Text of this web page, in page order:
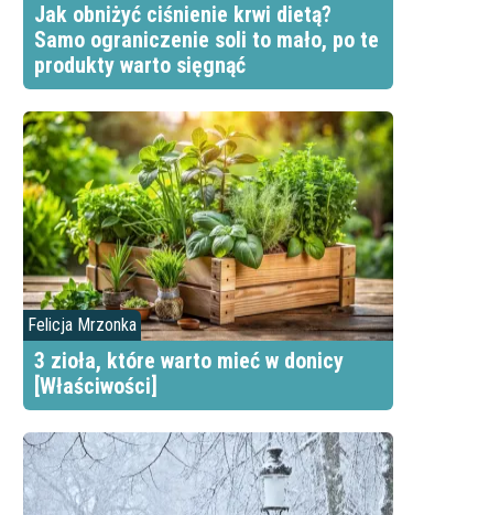
Jak obniżyć ciśnienie krwi dietą?
Samo ograniczenie soli to mało, po te
produkty warto sięgnąć
Felicja Mrzonka
3 zioła, które warto mieć w donicy
[Właściwości]